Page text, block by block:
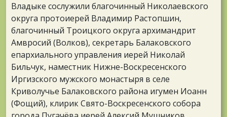
Владыке сослужили благочинный Николаевского
округа протоиерей Владимир Растопшин,
благочинный Троицкого округа архимандрит
Амвросий (Волков), секретарь Балаковского
епархиального управления иерей Николай
Бильчук, наместник Нижне-Воскресенского
Иргизского мужского монастыря в селе
Криволучье Балаковского района игумен Иоанн
(Фощий), клирик Свято-Воскресенского собора